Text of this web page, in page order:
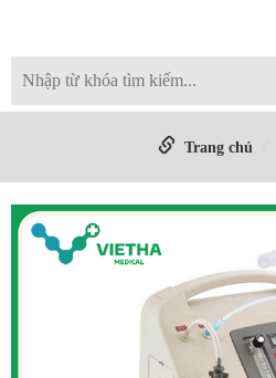
Trang chủ